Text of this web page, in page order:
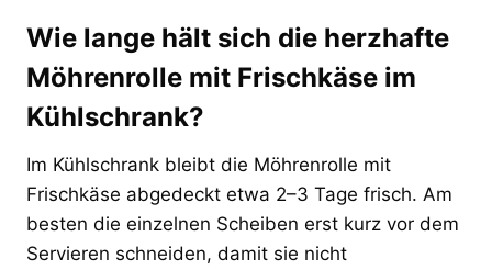
Wie lange hält sich die herzhafte
Möhrenrolle mit Frischkäse im
Kühlschrank?
Im Kühlschrank bleibt die Möhrenrolle mit
Frischkäse abgedeckt etwa 2–3 Tage frisch. Am
besten die einzelnen Scheiben erst kurz vor dem
Servieren schneiden, damit sie nicht